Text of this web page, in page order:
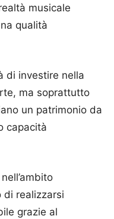
musicale
qualità
di investire nella
ma soprattutto
un patrimonio da
capacità
di realizzarsi
grazie al